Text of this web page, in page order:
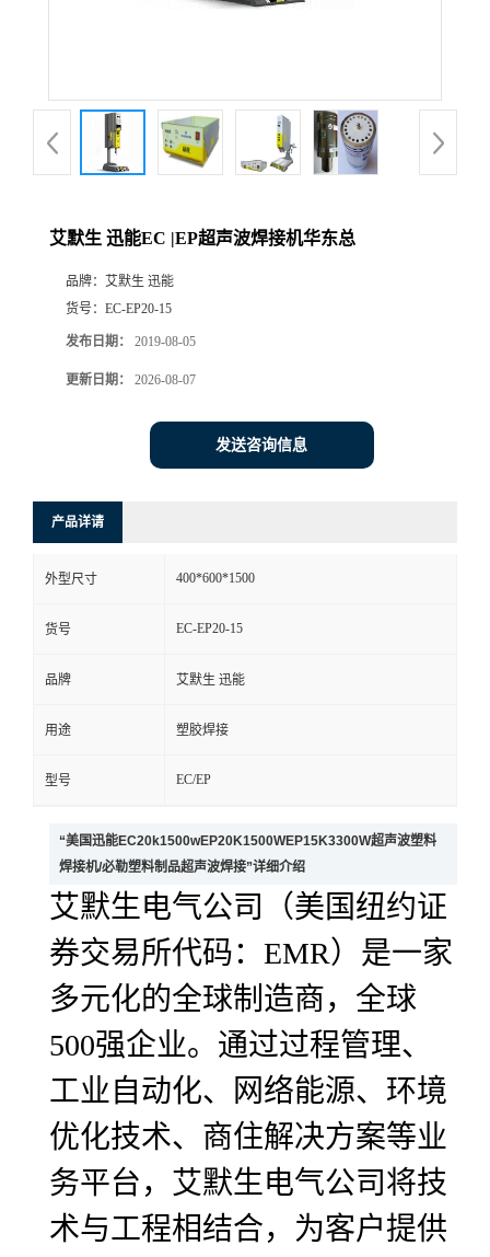
艾默生 迅能EC |EP超声波焊接机华东总
品牌： 艾默生 迅能
货号： EC-EP20-15
发布日期： 2019-08-05
更新日期： 2026-08-07
发送咨询信息
产品详请
外型尺寸 400*600*1500
货号 EC-EP20-15
品牌 艾默生 迅能
用途 塑胶焊接
型号 EC/EP
“美国迅能EC20k1500wEP20K1500WEP15K3300W超声波塑料
焊接机/必勒塑料制品超声波焊接”详细介绍
艾默生电气公司（美国纽约证
券交易所代码：EMR）是一家
多元化的全球制造商，全球
500强企业。通过过程管理、
工业自动化、网络能源、环境
优化技术、商住解决方案等业
务平台，艾默生电气公司将技
术与工程相结合，为客户提供